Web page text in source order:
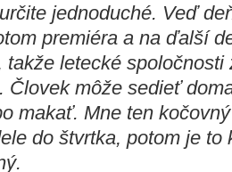
jednoduché. Veď
premiéra a na ďalší
takže letecké spoločnosti
Človek môže sedieť
makať. Mne ten
do štvrtka, potom je to